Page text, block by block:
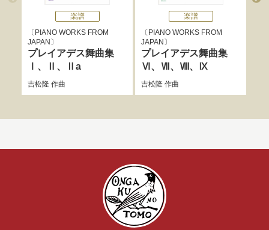
楽譜
PIANO WORKS FROM
JAPAN
プレイアデス舞曲集
Ⅰ、Ⅱ、Ⅱa
吉松隆 作曲
楽譜
PIANO WORKS FROM
JAPAN
プレイアデス舞曲集
Ⅵ、Ⅶ、Ⅷ、Ⅸ
吉松隆 作曲